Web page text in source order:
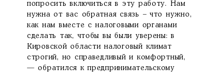
попросить включиться в эту работу. Нам
нужна от вас обратная связь – что нужно,
как нам вместе с налоговыми органами
сделать так, чтобы вы были уверены: в
Кировской области налоговый климат
строгий, но справедливый и комфортный,
— обратился к предпринимательскому